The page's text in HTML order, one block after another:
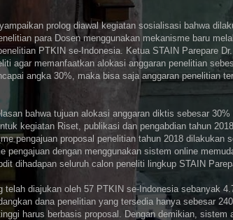
prolog diawal kegiatan sosialisasi bahwa
para Dosen menggunakan mekanisme baru
PTKIN se-Indonesia. Ketua STAIN Parepare
agar memanfaatkan alokasi anggaran penelitian
angka 30%, maka bisa saja anggaran penelitian
bahwa tujuan alokasi anggaran diktis sebesar 30%
kegiatan Riset, publikasi dan pengabdian tahun
pengajuan proposal penelitian tahun 2018 dilakukan
dengan menggunakan sistem online
dihadapan seluruh calon peneliti lingkup STAIN
diajukan oleh 57 PTKIN se-Indonesia sebanyak
dana penelitian yang tersedia hanya sebesar
harus berbasis proposal. Dengan demikian, sistem